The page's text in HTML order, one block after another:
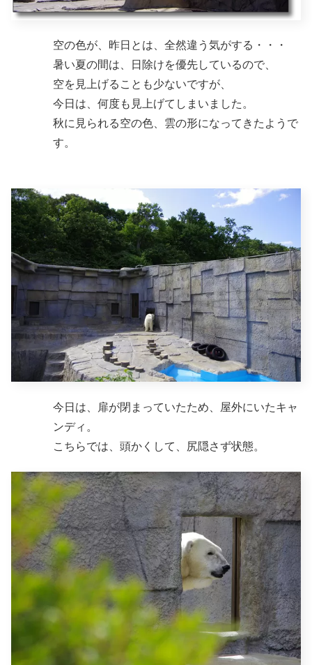
空の色が、昨日とは、全然違う気がする・・・
暑い夏の間は、日除けを優先しているので、
空を見上げることも少ないですが、
今日は、何度も見上げてしまいました。
秋に見られる空の色、雲の形になってきたようで
す。
今日は、扉が閉まっていたため、屋外にいたキャ
ンディ。
こちらでは、頭かくして、尻隠さず状態。